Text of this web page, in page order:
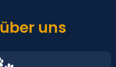
über uns